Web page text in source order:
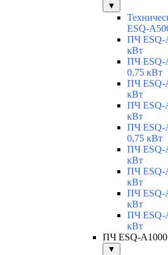
▼
ESQ-
ПЧ ESQ-
кВт
ПЧ ESQ-
0,75 кВт
ПЧ ESQ-
кВт
ПЧ ESQ-
кВт
ПЧ ESQ-
0,75 кВт
ПЧ ESQ-
кВт
ПЧ ESQ-
кВт
ПЧ ESQ-
кВт
ПЧ ESQ-
кВт
ПЧ ESQ-
▼